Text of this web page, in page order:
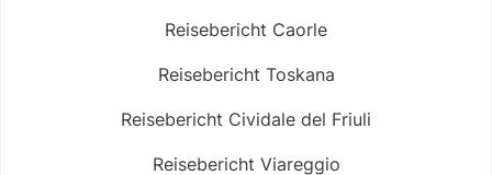
Reisebericht Caorle
Reisebericht Toskana
Reisebericht Cividale del Friuli
Reisebericht Viareggio